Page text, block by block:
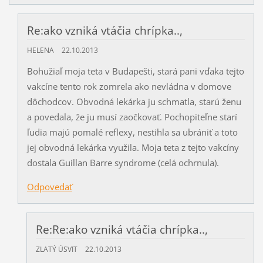
Re:ako vzniká vtáčia chrípka..,
HELENA 22.10.2013
Bohužiaľ moja teta v Budapešti, stará pani vďaka tejto
vakcíne tento rok zomrela ako nevládna v domove
dôchodcov. Obvodná lekárka ju schmatla, starú ženu
a povedala, že ju musí zaočkovať. Pochopiteľne starí
ľudia majú pomalé reflexy, nestihla sa ubrániť a toto
jej obvodná lekárka využila. Moja teta z tejto vakcíny
dostala Guillan Barre syndrome (celá ochrnula).
Odpovedať
Re:Re:ako vzniká vtáčia chrípka..,
ZLATÝ ÚSVIT 22.10.2013